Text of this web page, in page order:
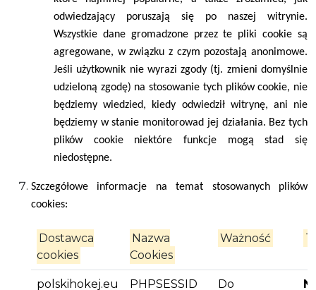
odwiedzający poruszają się po naszej witrynie.
Wszystkie dane gromadzone przez te pliki cookie są
agregowane, w związku z czym pozostają anonimowe.
Jeśli użytkownik nie wyrazi zgody (tj. zmieni domyślnie
udzieloną zgodę) na stosowanie tych plików cookie, nie
będziemy wiedzied, kiedy odwiedził witrynę, ani nie
będziemy w stanie monitorowad jej działania. Bez tych
plików cookie niektóre funkcje mogą stad się
niedostępne.
Szczegółowe informacje na temat stosowanych plików
cookies:
Dostawca
cookies
Nazwa
Cookies
Ważność
polskihokej.eu PHPSESSID
Do